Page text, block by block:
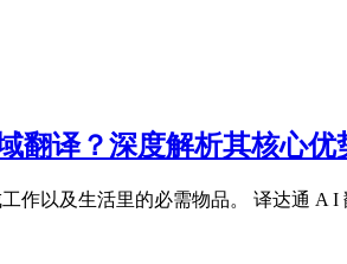
翻译？深度解析其核心优
作以及生活里的必需物品。 译达通 A